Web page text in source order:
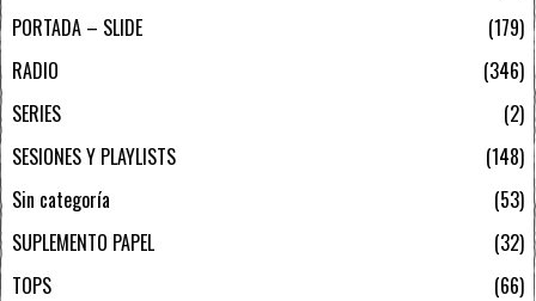
PORTADA – SLIDE
179
RADIO
346
SERIES
2
SESIONES Y PLAYLISTS
148
Sin categoría
53
SUPLEMENTO PAPEL
32
TOPS
66